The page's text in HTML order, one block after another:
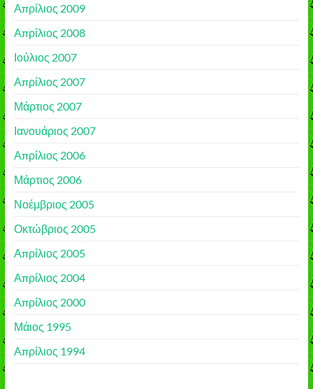
Απρίλιος 2009
Απρίλιος 2008
Ιούλιος 2007
Απρίλιος 2007
Μάρτιος 2007
Ιανουάριος 2007
Απρίλιος 2006
Μάρτιος 2006
Νοέμβριος 2005
Οκτώβριος 2005
Απρίλιος 2005
Απρίλιος 2004
Απρίλιος 2000
Μάιος 1995
Απρίλιος 1994